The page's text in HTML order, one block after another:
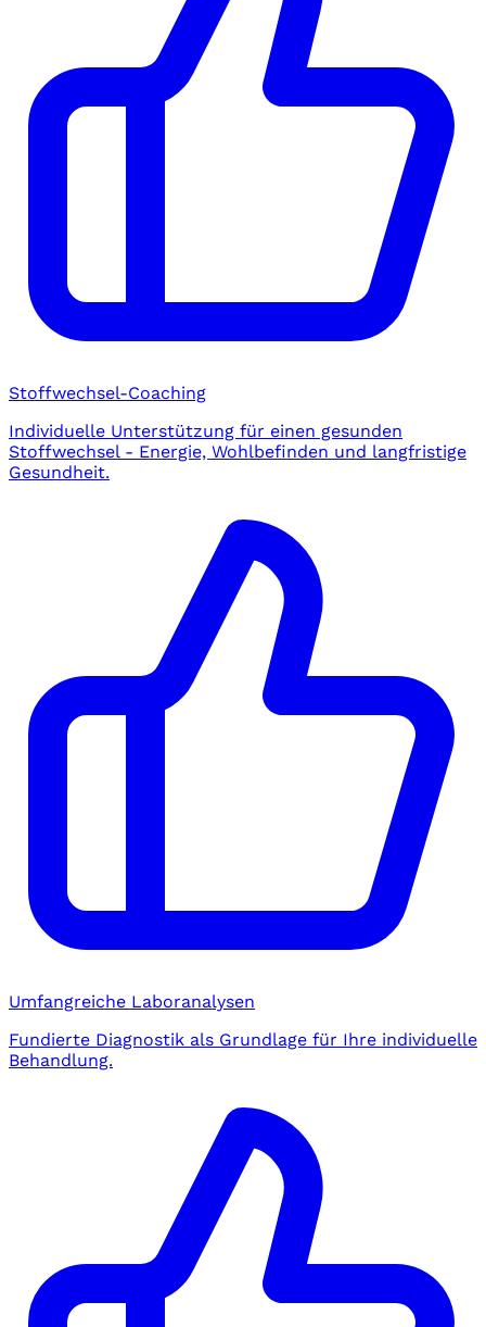
Stoffwechsel-Coaching
Individuelle Unterstützung für einen gesunden
Stoffwechsel - Energie, Wohlbefinden und langfristige
Gesundheit.
Umfangreiche Laboranalysen
Fundierte Diagnostik als Grundlage für Ihre individuelle
Behandlung.